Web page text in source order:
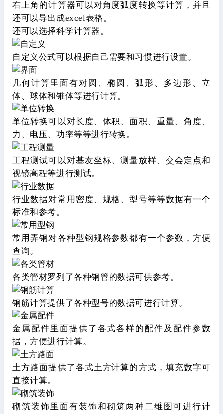
右上角的计算器可以对角度弧度转换等计算，并且
还可以导出成excel表格。
还可以选择科学计算器。
自定义公式可以根据自己需要和习惯进行设置。
几何计算里面有对圆、椭圆、弧形、多边形、立
体、球体和锥体等进行计算。
单位转换可以对长度、体积、面积、重量、角度、
力、电压、功率等等进行转换。
工程测试可以对基友坐标、测量放样、交会定点和
视镜高程等进行测试。
行业数据对常用密度、规格、型号等等数据有一个
标准和参考。
常用弄钢对各种型钢规格参数都有一个参数，方便
查询。
各类管材罗列了各种钢管的数据可供参考。
钢筋计算提供了各种型号的数据可进行计算。
金属配件里面提供了各式各样的配件及配件参数
据，方便进行计算。
土方路面提供了各式土方计算的方式，填充数字可
直接计算。
砌筑装饰里面有装饰和砌筑两种二维图可进行计